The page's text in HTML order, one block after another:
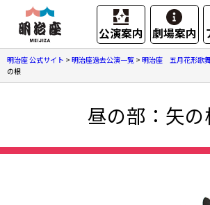
公演案内 劇場案内
明治座 公式サイト > 明治座過去公演一覧 > 明治座 五月花形歌
の根
昼の部：矢の